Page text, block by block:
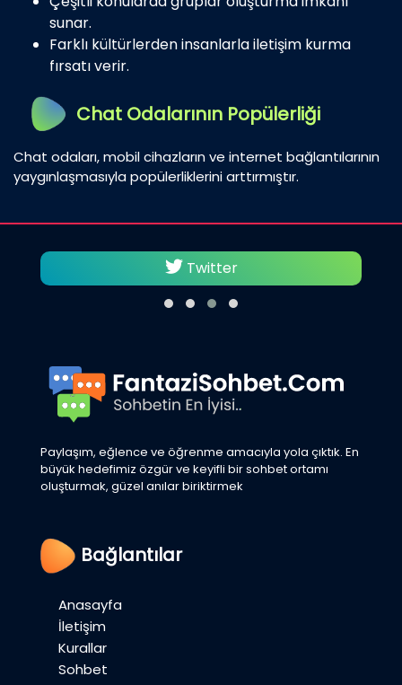
sunar.
Farklı kültürlerden insanlarla iletişim kurma
fırsatı verir.
Chat Odalarının Popülerliği
Chat odaları, mobil cihazların ve internet bağlantılarının
yaygınlaşmasıyla popülerliklerini arttırmıştır.
Twitter
Paylaşım, eğlence ve öğrenme amacıyla yola çıktık. En
büyük hedefimiz özgür ve keyifli bir sohbet ortamı
oluşturmak, güzel anılar biriktirmek
Bağlantılar
Anasayfa
İletişim
Kurallar
Sohbet